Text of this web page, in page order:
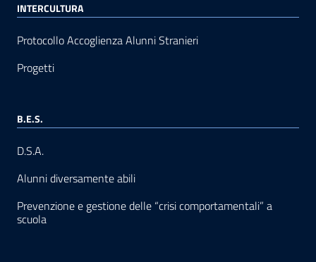
INTERCULTURA
Protocollo Accoglienza Alunni Stranieri
Progetti
B.E.S.
D.S.A.
Alunni diversamente abili
Prevenzione e gestione delle “crisi comportamentali” a
scuola